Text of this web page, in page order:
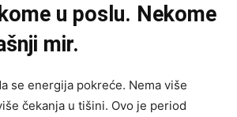
u poslu. Nekome
mir.
se energija pokreće. Nema više
čekanja u tišini. Ovo je period